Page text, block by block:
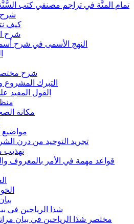
تمام المنَّة في تراجم مصنفي كتب
شرح
كيف
شرح
النهج الأسمى في شرح
شرح مختصر
التبرك المشروع
القول المفيد
مكانة
مواضيع
تجريد التوحيد من درن
تهذيب
قواعد مهمة في الأمر بالمعروف
شذا الرياحين في
مختصر شذا الرياحين في بيان